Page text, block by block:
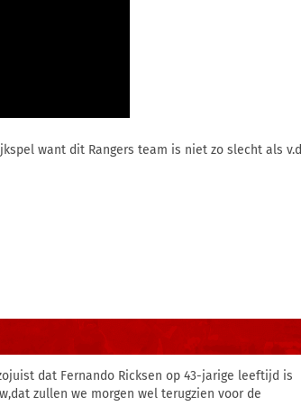
want dit Rangers team is niet zo slecht als v.d
dat Fernando Ricksen op 43-jarige leeftijd is
zullen we morgen wel terugzien voor de